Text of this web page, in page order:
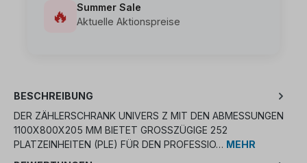
🔥
Summer Sale
Aktuelle Aktionspreise
BESCHREIBUNG
DER ZÄHLERSCHRANK UNIVERS Z MIT DEN ABMESSUNGEN
1100X800X205 MM BIETET GROSSZÜGIGE 252 P
LATZEINHEITEN (PLE) FÜR DEN PROFESSIO… MEHR